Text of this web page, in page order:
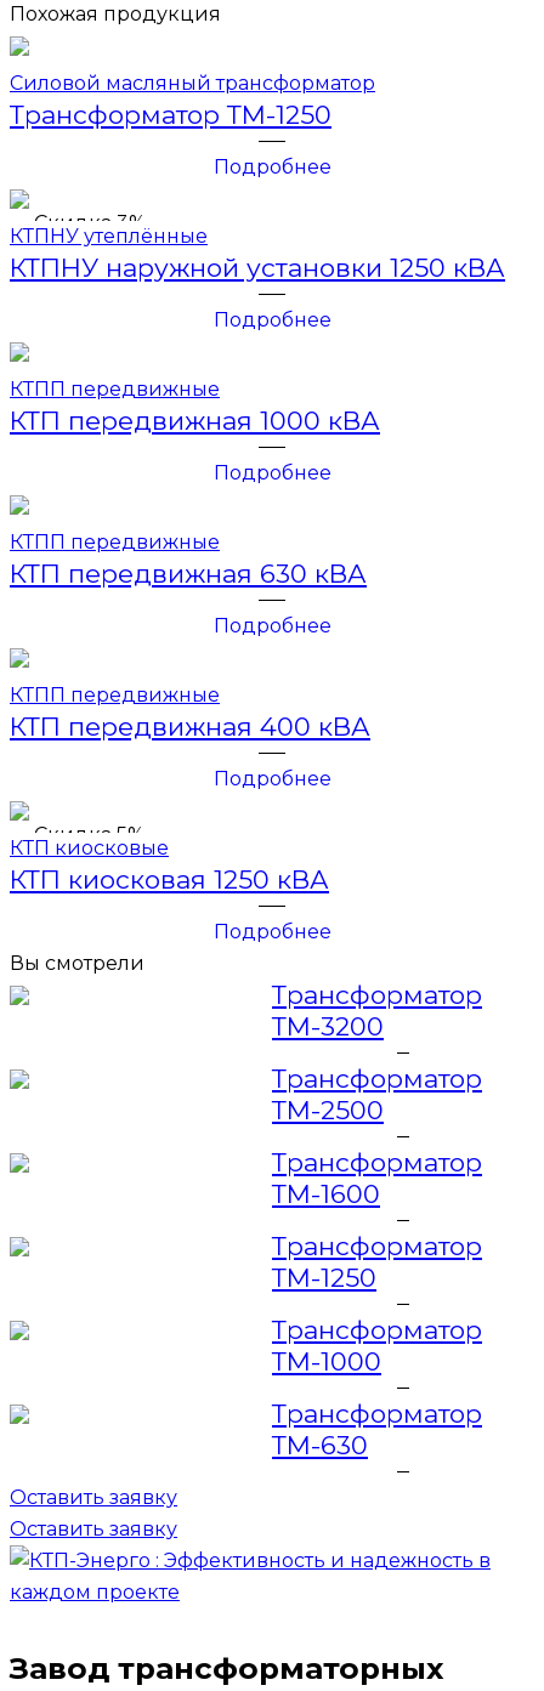
Похожая продукция
Силовой масляный трансформатор
Трансформатор ТМ-1250
Подробнее
Скидка 3%
КТПНУ утеплённые
КТПНУ наружной установки 1250 кВА
Подробнее
КТПП передвижные
КТП передвижная 1000 кВА
Подробнее
КТПП передвижные
КТП передвижная 630 кВА
Подробнее
КТПП передвижные
КТП передвижная 400 кВА
Подробнее
Скидка 5%
КТП киосковые
КТП киосковая 1250 кВА
Подробнее
Вы смотрели
Трансформатор
ТМ-3200
Трансформатор
ТМ-2500
Трансформатор
ТМ-1600
Трансформатор
ТМ-1250
Трансформатор
ТМ-1000
Трансформатор
ТМ-630
Оставить заявку
Оставить заявку
Завод трансформаторных